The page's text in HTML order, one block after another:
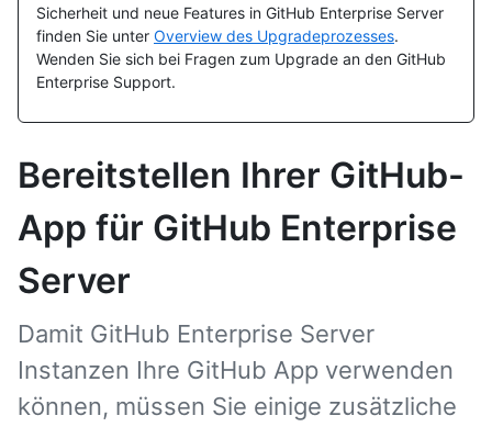
Sicherheit und neue Features in GitHub Enterprise Server
finden Sie unter Overview des Upgradeprozesses.
Wenden Sie sich bei Fragen zum Upgrade an den GitHub
Enterprise Support.
Bereitstellen Ihrer GitHub-
App für GitHub Enterprise
Server
Damit GitHub Enterprise Server
Instanzen Ihre GitHub App verwenden
können, müssen Sie einige zusätzliche